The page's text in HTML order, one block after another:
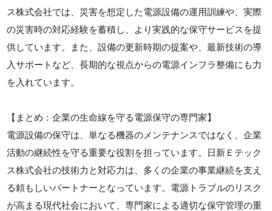
ス株式会社では、災害を想定した電源設備の運用訓練や、実際
の災害時の対応経験を蓄積し、より実践的な保守サービスを提
供しています。また、設備の更新時期の提案や、最新技術の導
入サポートなど、長期的な視点からの電源インフラ整備にも力
を入れています。
【まとめ：企業の生命線を守る電源保守の専門家】
電源設備の保守は、単なる機器のメンテナンスではなく、企業
活動の継続性を守る重要な役割を担っています。日新Ｅテック
ス株式会社の技術力と対応力は、多くの企業の事業継続を支え
る頼もしいパートナーとなっています。電源トラブルのリスク
が高まる現代社会において、専門家による適切な保守管理の重